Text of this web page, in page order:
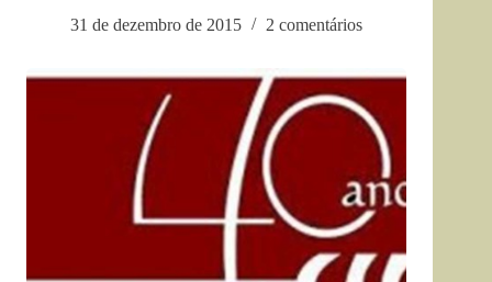
31 de dezembro de 2015
2 comentários